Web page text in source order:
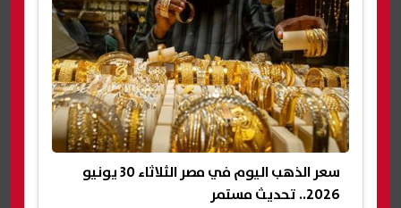
سعر الذهب اليوم في مصر الثلاثاء 30 يونيو
2026.. تحديث مستمر